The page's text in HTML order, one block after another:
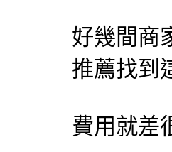
好幾間商
推薦找到
費用就差